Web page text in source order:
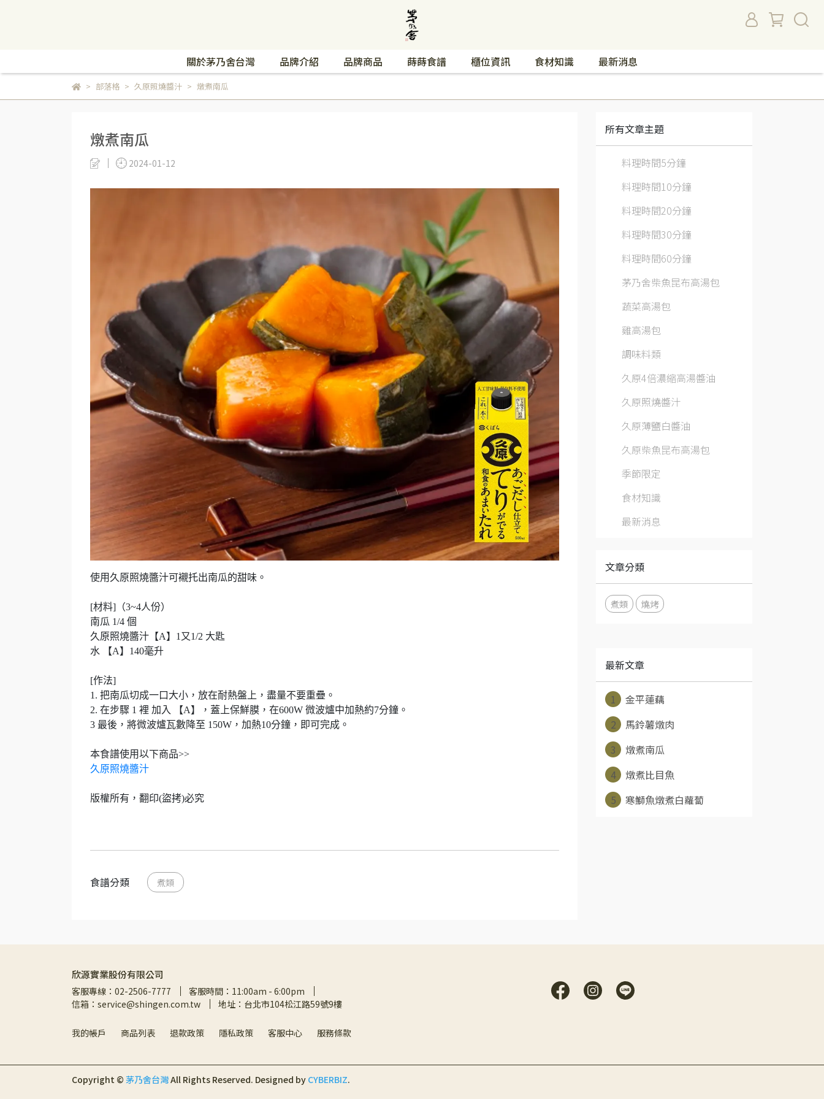
關於茅乃舍台灣 品牌介紹 品牌商品 蒔蒔食譜 櫃位資訊 食材知識 最新消息
部落格 久原照燒醬汁 燉煮南瓜
燉煮南瓜
2024-01-12
使用久原照燒醬汁可襯托出南瓜的甜味。
[材料]（3~4人份）
南瓜 1/4 個
久原照燒醬汁【A】1又1/2 大匙
水 【A】140毫升
[作法]
1. 把南瓜切成一口大小，放在耐熱盤上，盡量不要重疊。
2. 在步驟 1 裡 加入 【A】，蓋上保鮮膜，在600W 微波爐中加熱約7分鐘。
3 最後，將微波爐瓦數降至 150W，加熱10分鐘，即可完成。
本食譜使用以下商品>>
久原照燒醬汁
版權所有，翻印(盜拷)必究
食譜分類 煮類
所有文章主題
料理時間5分鐘
料理時間10分鐘
料理時間20分鐘
料理時間30分鐘
料理時間60分鐘
茅乃舍柴魚昆布高湯包
蔬菜高湯包
雞高湯包
調味料類
久原4倍濃縮高湯醬油
久原照燒醬汁
久原薄鹽白醬油
久原柴魚昆布高湯包
季節限定
食材知識
最新消息
文章分類
煮類 燒烤
最新文章
1
金平蓮藕
2
馬鈴薯燉肉
3
燉煮南瓜
4
燉煮比目魚
5
寒鰤魚燉煮白蘿蔔
欣源實業股份有限公司
客服專線：02-2506-7777
客服時間：11:00am - 6:00pm
信箱：service@shingen.com.tw
地址：台北市104松江路59號9樓
我的帳戶 商品列表 退款政策 隱私政策 客服中心 服務條款
Copyright © 茅乃舍台灣All Rights Reserved. Designed by CYBERBIZ.